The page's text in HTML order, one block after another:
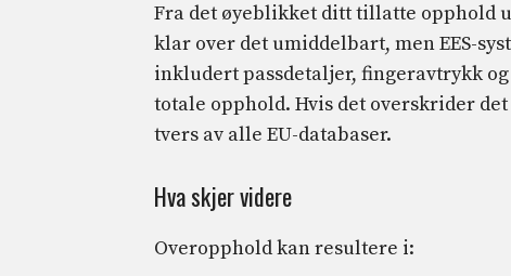
Fra det øyeblikket ditt tillatte opphold
klar over det umiddelbart, men EES-
inkludert passdetaljer, fingeravtrykk
totale opphold. Hvis det overskrider
tvers av alle EU-databaser.
Hva skjer videre
Overopphold kan resultere i: